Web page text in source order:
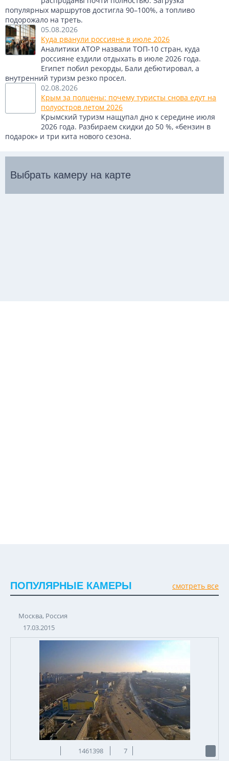
популярных маршрутов достигла 90–100%, а топливо
подорожало на треть.
05.08.2026
Куда рванули россияне в июле 2026
Аналитики АТОР назвали ТОП-10 стран, куда
россияне ездили отдыхать в июле 2026 года.
Египет побил рекорды, Бали дебютировал, а
внутренний туризм резко просел.
02.08.2026
Крым за полцены: почему туристы снова едут на
полуостров летом 2026
Крымский туризм нащупал дно к середине июля
2026 года. Разбираем скидки до 50 %, «бензин в
подарок» и три кита нового сезона.
Выбрать камеру на карте
ПОПУЛЯРНЫЕ КАМЕРЫ смотреть все
Москва, Россия
17.03.2015
1461398 7